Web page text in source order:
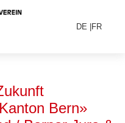
DE FR
Bern»